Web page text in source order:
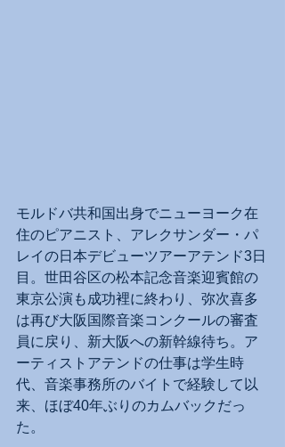
モルドバ共和国出身でニューヨーク在
住のピアニスト、アレクサンダー・パ
レイの日本デビューツアーアテンド3日
目。世田谷区の松本記念音楽迎賓館の
東京公演も成功裡に終わり、弥次喜多
は再び大阪国際音楽コンクールの審査
員に戻り、新大阪への新幹線待ち。ア
ーティストアテンドの仕事は学生時
代、音楽事務所のバイトで経験して以
来、ほぼ40年ぶりのカムバックだっ
た。